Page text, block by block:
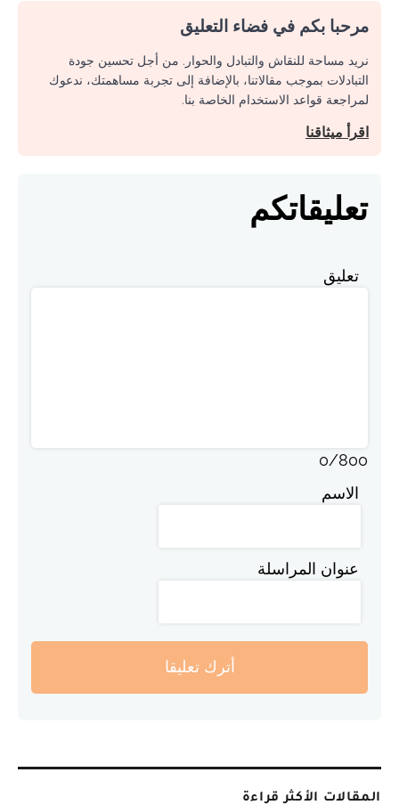
مرحبا بكم في فضاء التعليق
نريد مساحة للنقاش والتبادل والحوار. من أجل تحسين جودة
التبادلات بموجب مقالاتنا، بالإضافة إلى تجربة مساهمتك، ندعوك
لمراجعة قواعد الاستخدام الخاصة بنا.
اقرأ ميثاقنا
تعليقاتكم
تعليق
0/800
الاسم
عنوان المراسلة
أترك تعليقا
المقالات الأكثر قراءة